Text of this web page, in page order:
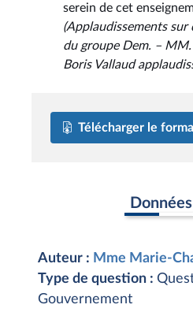
serein de cet
(Applaudissements sur
du groupe Dem. –
Boris Vallaud
Télécharger le
Auteur : Mme Marie-
Type de question :
Gouvernement